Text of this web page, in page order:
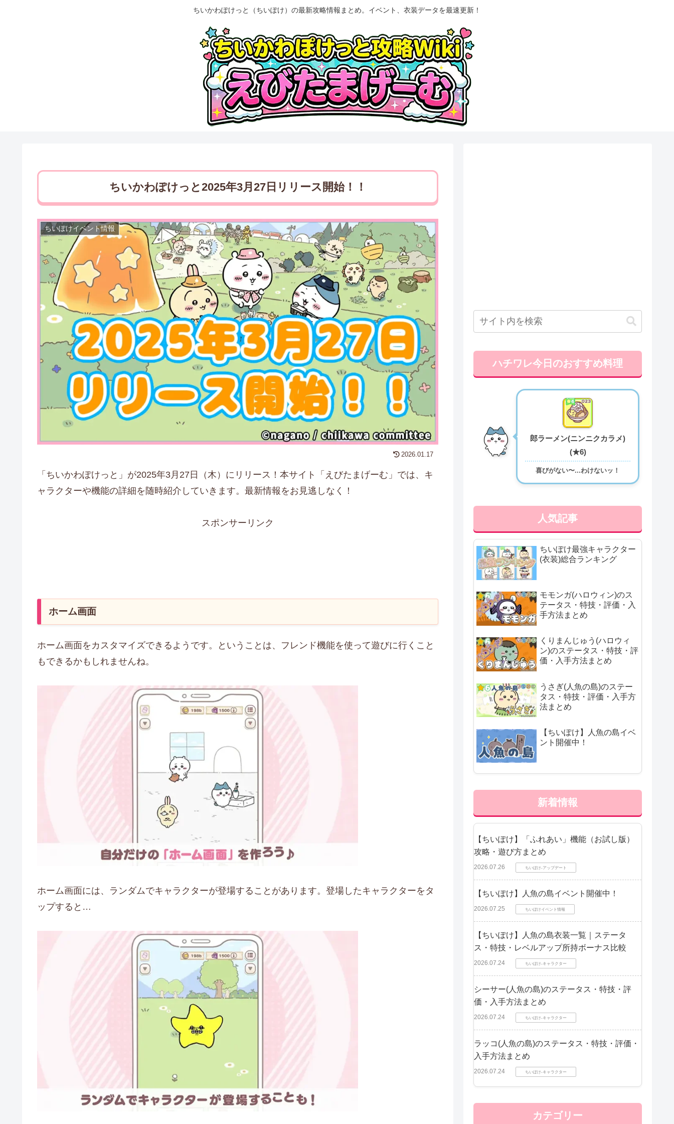
ちいかわぽけっと（ちいぽけ）の最新攻略情報まとめ。イベント、衣装データを最速更新！
ちいかわぽけっと2025年3月27日リリース開始！！
ちいぽけイベント情報
2026.01.17
「ちいかわぽけっと」が2025年3月27日（木）にリリース！本サイト「えびたまげーむ」では、キ
ャラクターや機能の詳細を随時紹介していきます。最新情報をお見逃しなく！
スポンサーリンク
ホーム画面
ホーム画面をカスタマイズできるようです。ということは、フレンド機能を使って遊びに行くこと
もできるかもしれませんね。
ホーム画面には、ランダムでキャラクターが登場することがあります。登場したキャラクターをタ
ップすると…
ハチワレ今日のおすすめ料理
郎ラーメン(ニンニクカラメ)
(★6)
喜びがない〜...わけないッ！
人気記事
ちいぽけ最強キャラクター
(衣装)総合ランキング
モモンガ(ハロウィン)のス
テータス・特技・評価・入
手方法まとめ
くりまんじゅう(ハロウィ
ン)のステータス・特技・評
価・入手方法まとめ
うさぎ(人魚の島)のステー
タス・特技・評価・入手方
法まとめ
【ちいぽけ】人魚の島イベ
ント開催中！
新着情報
【ちいぽけ】「ふれあい」機能（お試し版）
攻略・遊び方まとめ
2026.07.26 ちいぽけ-アップデート
【ちいぽけ】人魚の島イベント開催中！
2026.07.25 ちいぽけイベント情報
【ちいぽけ】人魚の島衣装一覧｜ステータ
ス・特技・レベルアップ所持ボーナス比較
2026.07.24 ちいぽけ-キャラクター
シーサー(人魚の島)のステータス・特技・評
価・入手方法まとめ
2026.07.24 ちいぽけ-キャラクター
ラッコ(人魚の島)のステータス・特技・評価・
入手方法まとめ
2026.07.24 ちいぽけ-キャラクター
カテゴリー